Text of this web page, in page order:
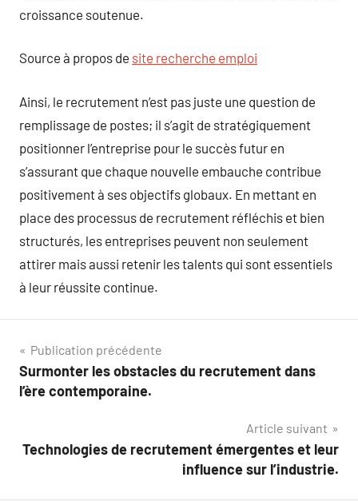
croissance soutenue.
Source à propos de site recherche emploi
Ainsi, le recrutement n’est pas juste une question de
remplissage de postes; il s’agit de stratégiquement
positionner l’entreprise pour le succès futur en
s’assurant que chaque nouvelle embauche contribue
positivement à ses objectifs globaux. En mettant en
place des processus de recrutement réfléchis et bien
structurés, les entreprises peuvent non seulement
attirer mais aussi retenir les talents qui sont essentiels
à leur réussite continue.
Navigation
de
Publication précédente
Surmonter les obstacles du recrutement dans
l’ère contemporaine.
Article suivant
Technologies de recrutement émergentes et leur
influence sur l’industrie.